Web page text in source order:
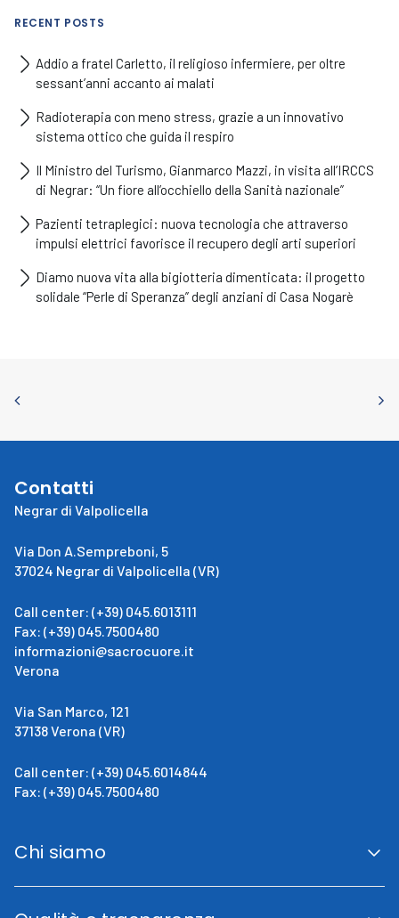
RECENT POSTS
Addio a fratel Carletto, il religioso infermiere, per oltre
sessant’anni accanto ai malati
Radioterapia con meno stress, grazie a un innovativo
sistema ottico che guida il respiro
Il Ministro del Turismo, Gianmarco Mazzi, in visita all’IRCCS
di Negrar: “Un fiore all’occhiello della Sanità nazionale”
Pazienti tetraplegici: nuova tecnologia che attraverso
impulsi elettrici favorisce il recupero degli arti superiori
Diamo nuova vita alla bigiotteria dimenticata: il progetto
solidale “Perle di Speranza” degli anziani di Casa Nogarè
Contatti
Negrar di Valpolicella
Via Don A.Sempreboni, 5
37024 Negrar di Valpolicella (VR)
Call center: (+39) 045.6013111
Fax: (+39) 045.7500480
informazioni@sacrocuore.it
Verona
Via San Marco, 121
37138 Verona (VR)
Call center: (+39) 045.6014844
Fax: (+39) 045.7500480
Chi siamo
San Giovanni Calabria